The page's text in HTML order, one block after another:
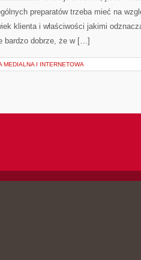
preparatów trzeba mieć na
klienta i właściwości jakimi
bardzo dobrze, że w […]
MEDIALNA I INTERNETOWA